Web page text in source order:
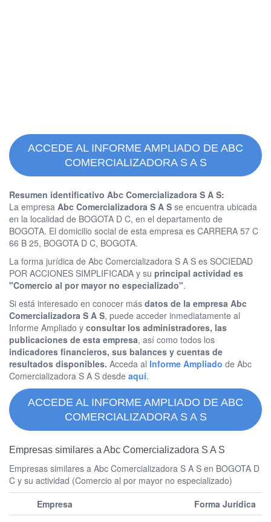
ACCEDE AL INFORME AMPLIADO DE ABC
COMERCIALIZADORA S A S
Resumen identificativo Abc Comercializadora S A S:
La empresa Abc Comercializadora S A S se encuentra ubicada
en la localidad de BOGOTA D C, en el departamento de
BOGOTA. El domicilio social de esta empresa es CARRERA 57 C
66 B 25, BOGOTA D C, BOGOTA.
La forma jurídica de Abc Comercializadora S A S es SOCIEDAD
POR ACCIONES SIMPLIFICADA y su principal actividad es
"Comercio al por mayor no especializado".
Si está interesado en conocer más datos de la empresa Abc
Comercializadora S A S, puede acceder inmediatamente al
Informe Ampliado y consultar los administradores, las
publicaciones de esta empresa, así como todos los
indicadores financieros, sus balances y cuentas de
resultados disponibles. Acceda al Informe Ampliado de Abc
Comercializadora S A S desde aquí.
ACCEDE AL INFORME AMPLIADO DE ABC
COMERCIALIZADORA S A S
Empresas similares a Abc Comercializadora S A S
Empresas similares a Abc Comercializadora S A S en BOGOTA D
C y su actividad (Comercio al por mayor no especializado)
Empresa
Forma Jurídica